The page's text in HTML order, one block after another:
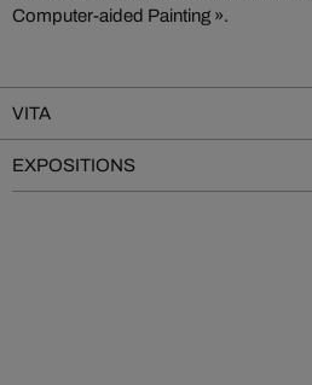
Computer-aided Painting ».
VITA
EXPOSITIONS